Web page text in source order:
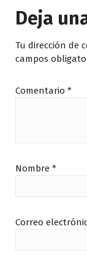
Deja
Tu dirección de
campos
Comentario *
Nombre *
Correo